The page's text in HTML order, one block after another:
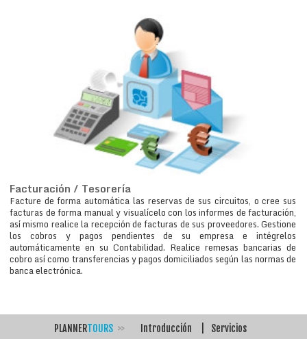
Facturación / Tesorería
Facture de forma automática las reservas de sus circuitos, o cree sus
facturas de forma manual y visualícelo con los informes de facturación,
así mismo realice la recepción de facturas de sus proveedores. Gestione
los cobros y pagos pendientes de su empresa e intégrelos
automáticamente en su Contabilidad. Realice remesas bancarias de
cobro así como transferencias y pagos domiciliados según las normas de
banca electrónica.
PLANNERTOURS >> Introducción Servicios